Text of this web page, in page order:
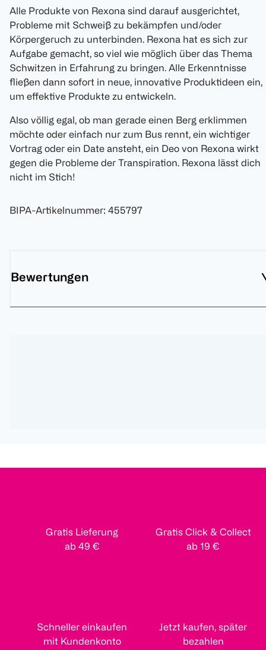
Alle Produkte von Rexona sind darauf ausgerichtet,
Probleme mit Schweiß zu bekämpfen und/oder
Körpergeruch zu unterbinden. Rexona hat es sich zur
Aufgabe gemacht, so viel wie möglich über das Thema
Schwitzen in Erfahrung zu bringen. Alle Erkenntnisse
fließen dann sofort in neue, innovative Produktideen ein,
um effektive Produkte zu entwickeln.
Also völlig egal, ob man gerade einen Berg erklimmen
möchte oder einfach nur zum Bus rennt, ein wichtiger
Vortrag oder ein Date ansteht, ein Deo von Rexona wirkt
gegen die Probleme der Transpiration. Rexona lässt dich
nicht im Stich!
BIPA-Artikelnummer: 455797
Bewertungen
Gratis Lieferung
ab 49 €
Gratis Click & Collect
ab 19 €
Schneller einkaufen
mit Kundenkonto
Jetzt kaufen, später
bezahlen